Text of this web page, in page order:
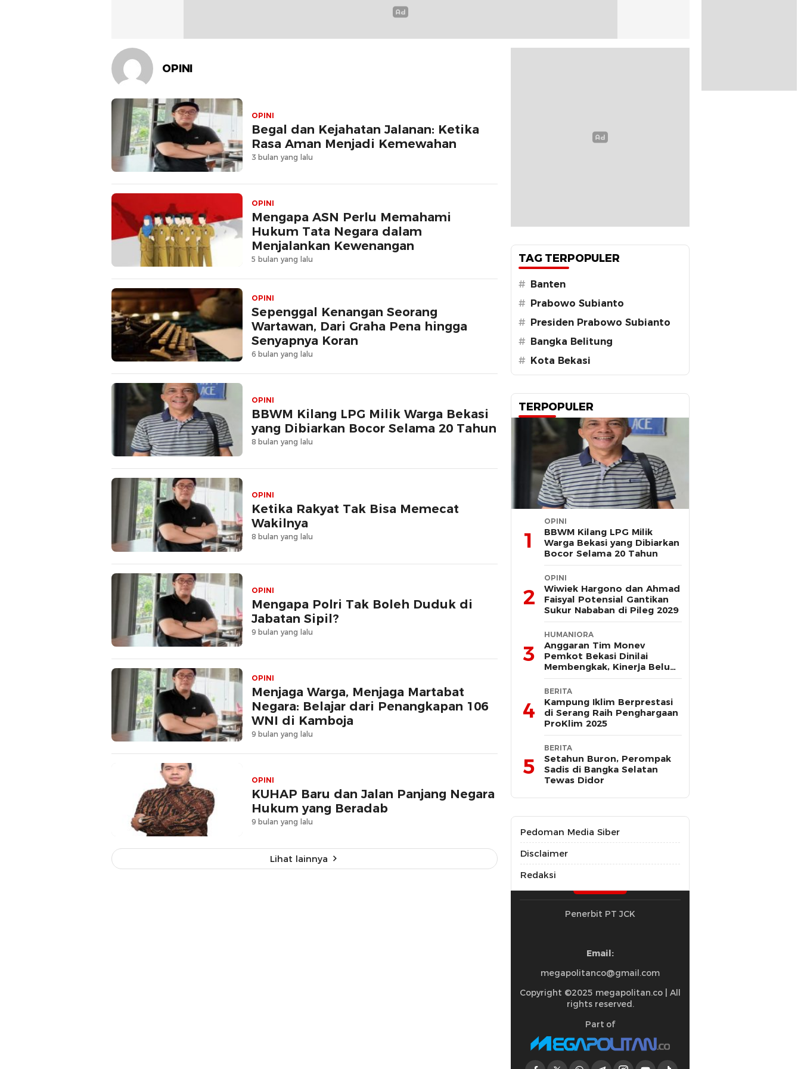
OPINI
OPINI
Begal dan Kejahatan Jalanan: Ketika
Rasa Aman Menjadi Kemewahan
3 bulan yang lalu
OPINI
Mengapa ASN Perlu Memahami
Hukum Tata Negara dalam
Menjalankan Kewenangan
5 bulan yang lalu
OPINI
Sepenggal Kenangan Seorang
Wartawan, Dari Graha Pena hingga
Senyapnya Koran
6 bulan yang lalu
OPINI
BBWM Kilang LPG Milik Warga Bekasi
yang Dibiarkan Bocor Selama 20 Tahun
8 bulan yang lalu
OPINI
Ketika Rakyat Tak Bisa Memecat
Wakilnya
8 bulan yang lalu
OPINI
Mengapa Polri Tak Boleh Duduk di
Jabatan Sipil?
9 bulan yang lalu
OPINI
Menjaga Warga, Menjaga Martabat
Negara: Belajar dari Penangkapan 106
WNI di Kamboja
9 bulan yang lalu
OPINI
KUHAP Baru dan Jalan Panjang Negara
Hukum yang Beradab
9 bulan yang lalu
Lihat lainnya
TAG TERPOPULER
# Banten
# Prabowo Subianto
# Presiden Prabowo Subianto
# Bangka Belitung
# Kota Bekasi
TERPOPULER
1
OPINI
BBWM Kilang LPG Milik
Warga Bekasi yang Dibiarkan
Bocor Selama 20 Tahun
2
OPINI
Wiwiek Hargono dan Ahmad
Faisyal Potensial Gantikan
Sukur Nababan di Pileg 2029
3
HUMANIORA
Anggaran Tim Monev
Pemkot Bekasi Dinilai
Membengkak, Kinerja Belum
Terbukti Efektif
4
BERITA
Kampung Iklim Berprestasi
di Serang Raih Penghargaan
ProKlim 2025
5
BERITA
Setahun Buron, Perompak
Sadis di Bangka Selatan
Tewas Didor
Pedoman Media Siber
Disclaimer
Redaksi
Penerbit PT JCK
Email:
megapolitanco@gmail.com
Copyright ©2025 megapolitan.co | All
rights reserved.
Part of